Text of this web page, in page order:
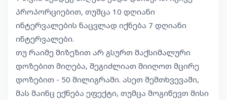
პროპორციებით, თუმცა 10 დღიანი
ინტერვალების ნაცვლად იქნება 7 დღიანი
ინტერვალები.
თუ რაიმე მიზეზით არ გსურთ მაქსიმალური
დოზებით მიღება, შეგიძლიათ მიიღოთ მცირე
დოზებით - 50 მილიგრამი. ასეთ შემთხვევაში,
მას მაინც ექნება ეფექტი, თუმცა მოგიწევთ მისი